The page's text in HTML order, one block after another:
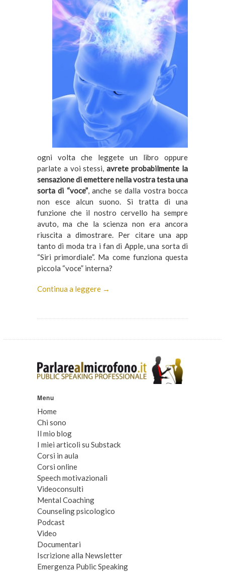
ogni volta che leggete un libro oppure
parlate a voi stessi,avrete probabilmente la
sensazione di emettere nella vostra testa una
sorta di “voce”, anche se dalla vostra bocca
non esce alcun suono. Si tratta di una
funzione che il nostro cervello ha sempre
avuto, ma che la scienza non era ancora
riuscita a dimostrare. Per citare una app
tanto di moda tra i fan di Apple, una sorta di
“Siri primordiale”. Ma come funziona questa
piccola “voce” interna?
Continua a leggere →
Menu
Home
Chi sono
Il mio blog
I miei articoli su Substack
Corsi in aula
Corsi online
Speech motivazionali
Videoconsulti
Mental Coaching
Counseling psicologico
Podcast
Video
Documentari
Iscrizione alla Newsletter
Emergenza Public Speaking